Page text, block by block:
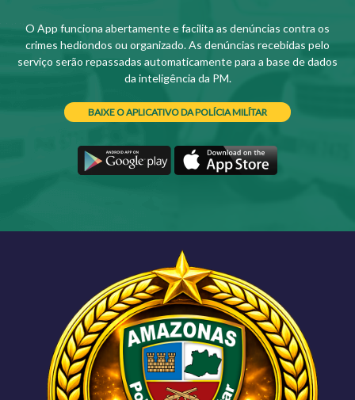
O App funciona abertamente e facilita as denúncias contra os
crimes hediondos ou organizado. As denúncias recebidas pelo
serviço serão repassadas automaticamente para a base de dados
da inteligência da PM.
BAIXE O APLICATIVO DA POLÍCIA MILÍTAR